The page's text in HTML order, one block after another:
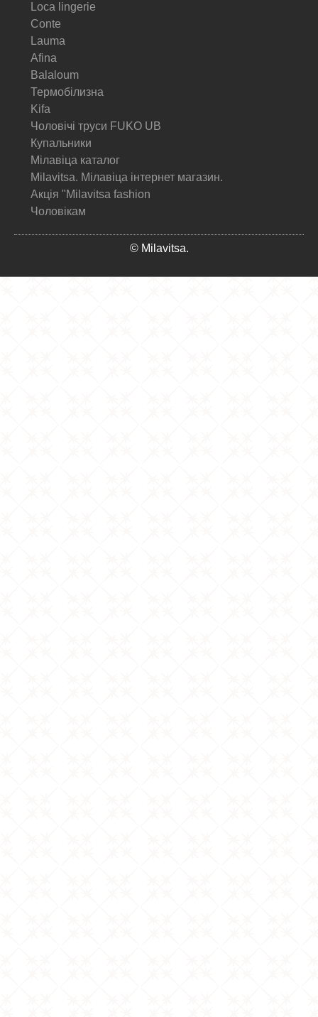
Loca lingerie
Conte
Lauma
Afina
Balaloum
Термобілизна
Kifa
Чоловічі труси FUKO UB
Купальники
Мілавіца каталог
Milavitsa. Мілавіца інтернет магазин.
Акція "Milavitsa fashion
Чоловікам
© Milavitsa.